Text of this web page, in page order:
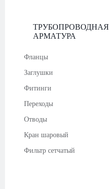
ТРУБОПРОВОДНАЯ
АРМАТУРА
Фланцы
Заглушки
Фитинги
Переходы
Отводы
Кран шаровый
Фильтр сетчатый